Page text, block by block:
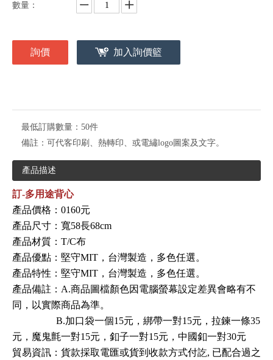
數量：
詢價 加入詢價籃
最低訂購數量： 50件
備註： 可代客印刷、熱轉印、或電繡logo圖案及文字。
產品描述
訂-多用途背心
產品價格：0160元
產品尺寸：寬58長68cm
產品材質：T/C布
產品優點：堅守MIT，台灣製造 ，多色任選。
產品特性 ：堅守MIT，台灣製造 ，多色任選。
產品備註：A.商品圖檔顏色因電腦螢幕設定差異會略有不
同，以實際商品為準。
B.加口袋一個15元， 綁帶一對15元， 拉鍊一條35
元 ， 魔鬼氈一對15元 ， 釦子一對15元 ，中國釦一對30元
貿易資訊 ： 貨款採取電匯或貨到收款方式付訖, 已配合過之